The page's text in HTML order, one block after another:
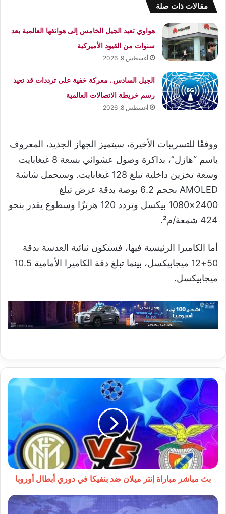
مقالات ذات صلة
هواوي تعيد الجيل الخامس إلى هواتفها العالمية بعد
سنوات من القيود الأميركية
أغسطس 9, 2026
الجيل السادس.. معركة خفية على ترددات قد تعيد
رسم خريطة الاتصالات العالمية
أغسطس 8, 2026
ووفقًا للتسريبات الأخيرة، سيتميز الجهاز الجديد، المعروف
باسم “هازل”، بذاكرة وصول عشوائي بسعة 8 غيغابايت
وسعة تخزين داخلية تبلغ 128 غيغابايت. وسيحمل شاشة
AMOLED بحجم 6.2 بوصة بدقة عرض تبلغ
2400×1080 بيكسل وتردد 120 هرتزًا وسطوع يقدر بنحو
424 شمعة/م².
أما الكاميرا الرئيسية فيها، فستكون ثنائية العدسة بدقة
50+12 ميجابيكسل، بينما تبلغ دقة الكاميرا الأمامية 10.5
ميجابيكسل.
بث
مباشر
مباراة
إنتر
ميلان
ضد
بنفيكا
في
دوري
أبطال
بث مباشر مباراة إنتر ميلان ضد بنفيكا في دوري أبطال أوروبا
زيادة